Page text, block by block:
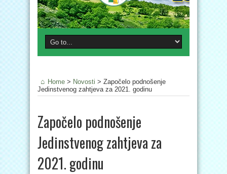
Home > Novosti > Započelo podnošenje
Jedinstvenog zahtjeva za 2021. godinu
Započelo podnošenje
Jedinstvenog zahtjeva za
2021. godinu